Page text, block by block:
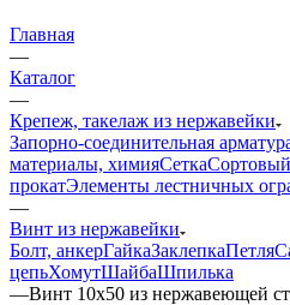
Главная
—
Каталог
—
Крепеж, такелаж из нержавейки
Запорно-соединительная
материалы, химияСетка
прокатЭлементы лестничных
—
Винт из нержавейки
Болт, анкерГайкаЗаклепкаПетля
цепьХомутШайбаШпилька
—Винт 10х50 из нержавеющей